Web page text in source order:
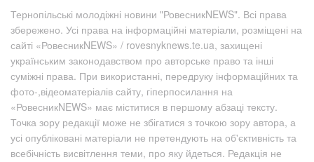
Тернопільські молодіжні новини "РовесникNEWS". Всі права
збережено. Усі права на інформаційні матеріали, розміщені на
сайті «РовесникNEWS» / rovesnyknews.te.ua, захищені
українським законодавством про авторське право та інші
суміжні права. При використанні, передруку інформаційних та
фото-,відеоматеріалів сайту, гіперпосилання на
«РовесникNEWS» має міститися в першому абзаці тексту.
Точка зору редакції може не збігатися з точкою зору автора, а
усі опубліковані матеріали не претендують на об'єктивність та
всебічність висвітлення теми, про яку йдеться. Редакція не